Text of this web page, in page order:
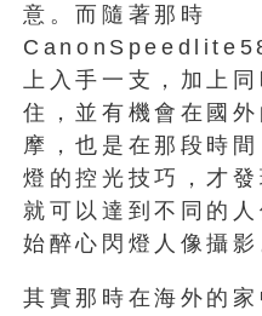
意。而隨著那時
上入手一支，加上
住，並有機會在國
摩，也是在那段時
燈的控光技巧，才
就可以達到不同的
始醉心閃燈人像攝影
其實那時在海外的